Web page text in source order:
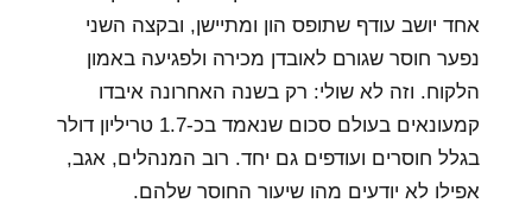
אחד יושב עודף שתופס הון ומתיישן, ובקצה השני
נפער חוסר שגורם לאובדן מכירה ולפגיעה באמון
הלקוח. וזה לא שולי: רק בשנה האחרונה איבדו
קמעונאים בעולם סכום שנאמד בכ-1.7 טריליון דולר
בגלל חוסרים ועודפים גם יחד. רוב המנהלים, אגב,
אפילו לא יודעים מהו שיעור החוסר שלהם.